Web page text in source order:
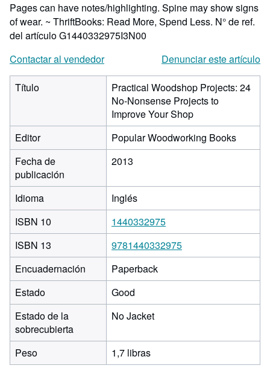
Pages can have notes/highlighting. Spine may show signs
of wear. ~ ThriftBooks: Read More, Spend Less. N° de ref.
del artículo G1440332975I3N00
Contactar al vendedor
Denunciar este artículo
Título
Practical Woodshop Projects: 24
No-Nonsense Projects to
Improve Your Shop
Editor
Popular Woodworking Books
Fecha de
publicación
2013
Idioma
Inglés
ISBN 10
1440332975
ISBN 13
9781440332975
Encuadernación
Paperback
Estado
Good
Estado de la
sobrecubierta
No Jacket
Peso 1,7 libras